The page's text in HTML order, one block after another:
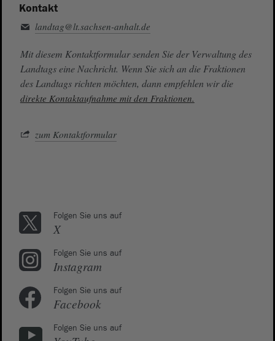
Kontakt
landtag@lt.sachsen-anhalt.de
Mit diesem Kontaktformular senden Sie der Verwaltung des
Landtags eine Nachricht. Wenn Sie sich an die Fraktionen
des Landtags richten möchten, dann empfehlen wir die
direkte Kontaktaufnahme mit den Fraktionen.
zum Kontaktformular
Folgen Sie uns auf
X
Folgen Sie uns auf
Instagram
Folgen Sie uns auf
Facebook
Folgen Sie uns auf